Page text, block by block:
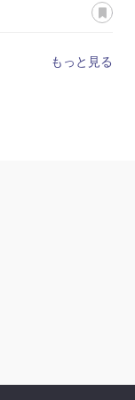
あ
もっと見る